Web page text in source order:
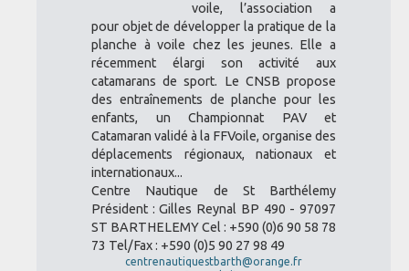
voile, l’association a
pour objet de développer la pratique de la
planche à voile chez les jeunes. Elle a
récemment élargi son activité aux
catamarans de sport. Le CNSB propose
des entraînements de planche pour les
enfants, un Championnat PAV et
Catamaran validé à la FFVoile, organise des
déplacements régionaux, nationaux et
internationaux...
Centre Nautique de St Barthélemy
Président : Gilles Reynal BP 490 - 97097
ST BARTHELEMY Cel : +590 (0)6 90 58 78
73 Tel/Fax : +590 (0)5 90 27 98 49
centrenautiquestbarth@orange.fr